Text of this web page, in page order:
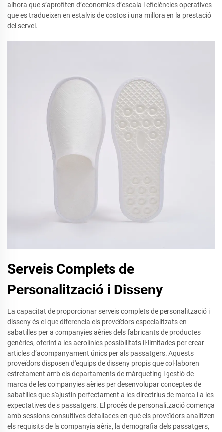
alhora que s’aprofiten d’economies d’escala i eficiències operatives
que es tradueixen en estalvis de costos i una millora en la prestació
del servei.
Serveis Complets de
Personalització i Disseny
La capacitat de proporcionar serveis complets de personalització i
disseny és el que diferencia els proveïdors especialitzats en
sabatilles per a companyies aèries dels fabricants de productes
genèrics, oferint a les aerolínies possibilitats il·limitades per crear
articles d’acompanyament únics per als passatgers. Aquests
proveïdors disposen d'equips de disseny propis que col·laboren
estretament amb els departaments de màrqueting i gestió de
marca de les companyies aèries per desenvolupar conceptes de
sabatilles que s'ajustin perfectament a les directrius de marca i a les
expectatives dels passatgers. El procés de personalització comença
amb sessions consultives detallades en què els proveïdors analitzen
els requisits de la companyia aèria, la demografia dels passatgers,